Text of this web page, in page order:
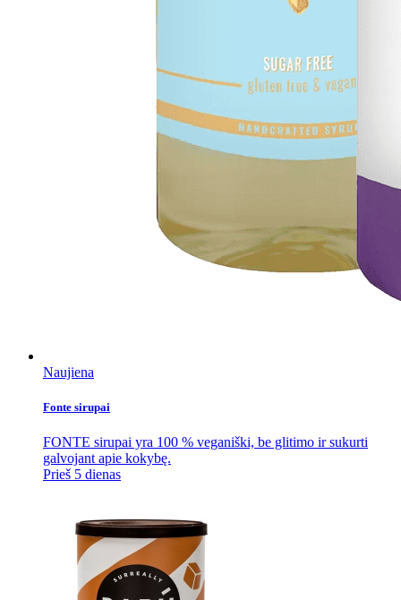
Naujiena
Fonte sirupai
FONTE sirupai yra 100 % veganiški, be glitimo ir sukurti
galvojant apie kokybę.
Prieš 5 dienas